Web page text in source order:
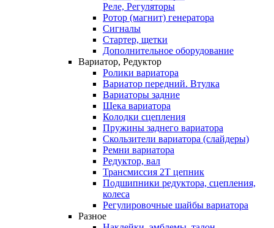
Реле, Регуляторы
Ротор (магнит) генератора
Сигналы
Стартер, щетки
Дополнительное оборудование
Вариатор, Редуктор
Ролики вариатора
Вариатор передний. Втулка
Вариаторы задние
Щека вариатора
Колодки сцепления
Пружины заднего вариатора
Скользители вариатора (слайдеры)
Ремни вариатора
Редуктор, вал
Трансмиссия 2Т цепник
Подшипники редуктора, сцепления,
колеса
Регулировочные шайбы вариатора
Разное